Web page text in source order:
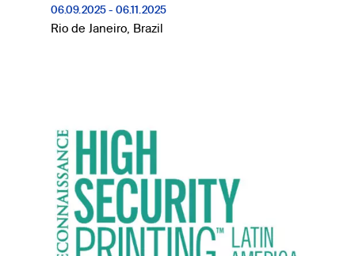
06.09.2025- 06.11.2025
Rio de Janeiro, Brazil
Imagem